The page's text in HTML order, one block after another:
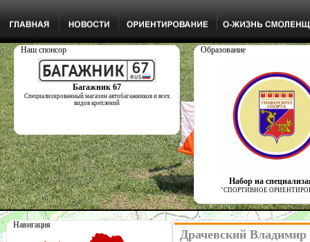
Наш спонсор
Багажник 67
Специализированный магазин автобагажников и всех
видов креплений
Образование
Набор на
"СПОРТИВНОЕ
Навигация
Драчевский